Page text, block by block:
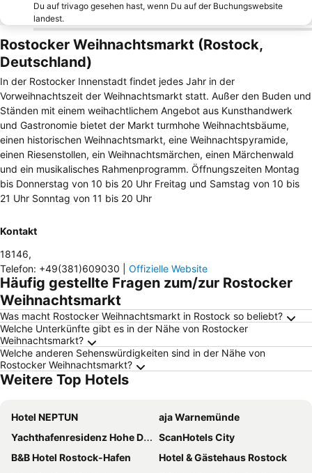
Du auf trivago gesehen hast, wenn Du auf der Buchungswebsite
landest.
Rostocker Weihnachtsmarkt (Rostock,
Deutschland)
In der Rostocker Innenstadt findet jedes Jahr in der
Vorweihnachtszeit der Weihnachtsmarkt statt. Außer den Buden und
Ständen mit einem weihachtlichem Angebot aus Kunsthandwerk
und Gastronomie bietet der Markt turmhohe Weihnachtsbäume,
einen historischen Weihnachtsmarkt, eine Weihnachtspyramide,
einen Riesenstollen, ein Weihnachtsmärchen, einen Märchenwald
und ein musikalisches Rahmenprogramm. Öffnungszeiten Montag
bis Donnerstag von 10 bis 20 Uhr Freitag und Samstag von 10 bis
21 Uhr Sonntag von 11 bis 20 Uhr
Kontakt
18146,
Telefon: +49(381)609030 Offizielle Website
Häufig gestellte Fragen zum/zur Rostocker
Weihnachtsmarkt
Was macht Rostocker Weihnachtsmarkt in Rostock so beliebt?
Welche Unterkünfte gibt es in der Nähe von Rostocker
Weihnachtsmarkt?
Welche anderen Sehenswürdigkeiten sind in der Nähe von
Rostocker Weihnachtsmarkt?
Weitere Top Hotels
Hotel NEPTUN
aja Warnemünde
Yachthafenresidenz Hohe Düne
ScanHotels City
B&B Hotel Rostock-Hafen
Hotel & Gästehaus Rostock